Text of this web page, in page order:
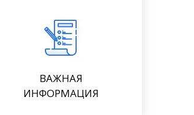
ВАЖНАЯ
ИНФОРМАЦИЯ